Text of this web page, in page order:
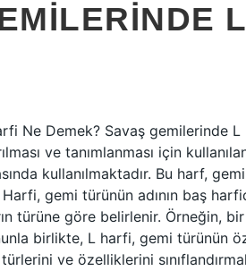
Ne Demek? Savaş gemilerinde L
ve tanımlanması için
kullanılmaktadır. Bu harf,
Harfi, gemi türünün adının baş
türüne göre belirlenir. Örneğin,
birlikte, L harfi, gemi türünün
ve özelliklerini